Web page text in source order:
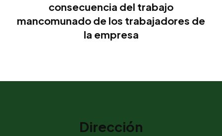
consecuencia del trabajo
mancomunado de los trabajadores de
la empresa
Dirección